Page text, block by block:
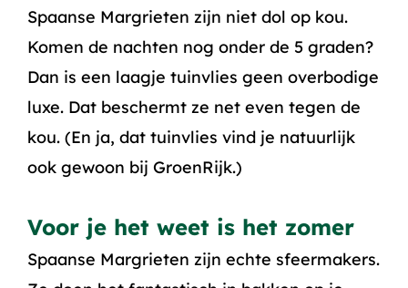
Spaanse Margrieten zijn niet dol op kou.
Komen de nachten nog onder de 5 graden?
Dan is een laagje tuinvlies geen overbodige
luxe. Dat beschermt ze net even tegen de
kou. (En ja, dat tuinvlies vind je natuurlijk
ook gewoon bij GroenRijk.)
Voor je het weet is het zomer
Spaanse Margrieten zijn echte sfeermakers.